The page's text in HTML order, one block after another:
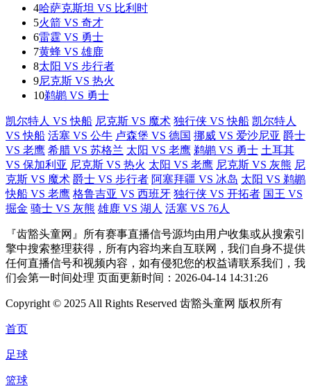
4哈萨克斯坦 VS 比利时
5火箭 VS 奇才
6雷霆 VS 勇士
7黄蜂 VS 雄鹿
8太阳 VS 步行者
9尼克斯 VS 热火
10鹈鹕 VS 勇士
凯尔特人 VS 快船 尼克斯 VS 魔术 独行侠 VS 快船 凯尔特人
VS 快船 活塞 VS 公牛 卢森堡 VS 德国 挪威 VS 爱沙尼亚 爵士
VS 老鹰 希腊 VS 苏格兰 太阳 VS 老鹰 鹈鹕 VS 勇士 土耳其
VS 保加利亚 尼克斯 VS 热火 太阳 VS 老鹰 尼克斯 VS 灰熊 尼
克斯 VS 魔术 爵士 VS 步行者 阿塞拜疆 VS 冰岛 太阳 VS 鹈鹕
快船 VS 老鹰 格鲁吉亚 VS 西班牙 独行侠 VS 开拓者 国王 VS
掘金 骑士 VS 灰熊 雄鹿 VS 湖人 活塞 VS 76人
『齿豁头童网』所有赛事直播信号源均由用户收集或从搜索引
擎中搜索整理获得，所有内容均来自互联网，我们自身不提供
任何直播信号和视频内容，如有侵犯您的权益请联系我们，我
们会第一时间处理 页面更新时间：2026-04-14 14:31:26
Copyright © 2025 All Rights Reserved 齿豁头童网 版权所有
首页
足球
篮球